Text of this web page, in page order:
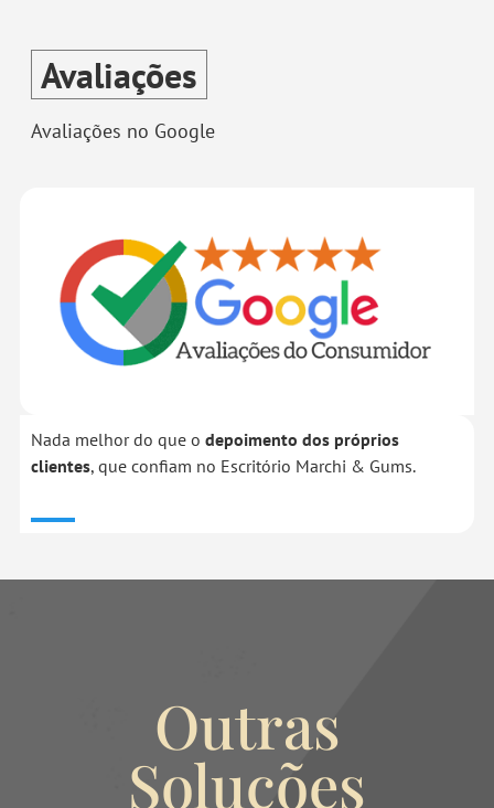
Avaliações
Avaliações no Google
Nada melhor do que o depoimento dos próprios
clientes, que confiam no Escritório Marchi & Gums.
Outras
Soluções